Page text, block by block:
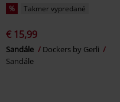
% Takmer vypredané
€ 15,99
Sandále
Dockers by Gerli
Sandále